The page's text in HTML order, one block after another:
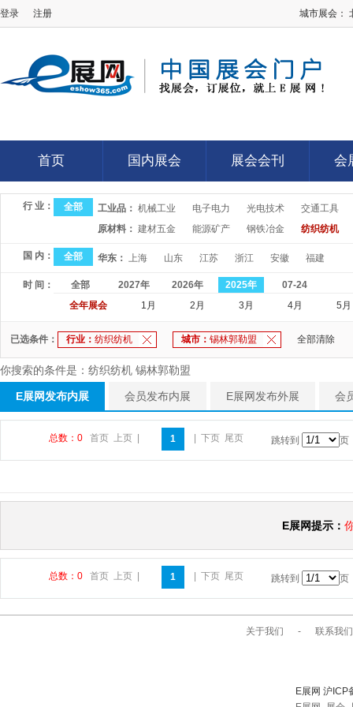
登录 注册 城市展会：
首页
首页
国内展会
国内展会
展会会刊
展会会刊
会
会
行 业： 全部 工业品： 机械工业 电子电力 光电技术
交通工具
原材料： 建材五金 能源矿产 钢铁冶金 纺织纺机
国 内： 全部 华东： 上海 山东 江苏 浙江 安徽 福建
时 间： 全部 2027年 2026年 2025年
07-24
全年展会
1月 2月 3月 4月 5月
已选条件： 行业： 纺织纺机 城市： 锡林郭勒盟 全部清除
你搜索的条件是：纺织纺机 锡林郭勒盟
E展网发布内展 会员发布内展 E展网发布外展 会
总数：0 首页 上页 1 下页 尾页 跳转到 页
E展网提示：
总数：0 首页 上页 1 下页 尾页 跳转到 页
关于我们 - 联系我们
E展网 沪